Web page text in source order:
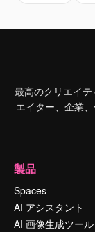
最高のクリエイ
エイター、企業
製品
Spaces
AI アシスタント
AI 画像生成ツール